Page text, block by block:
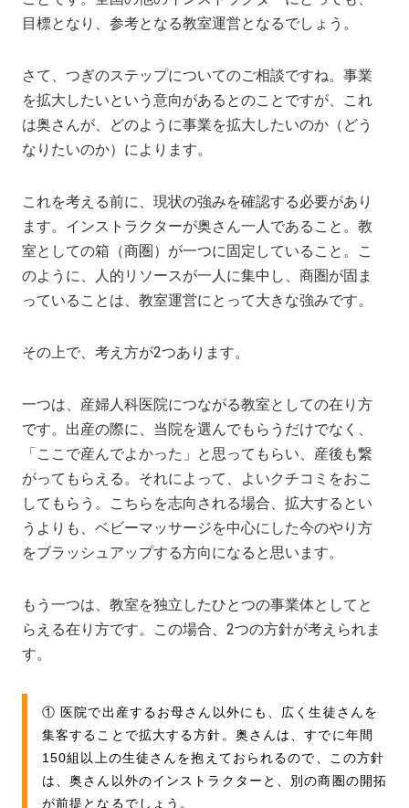
目標となり、参考となる教室運営となるでしょう。
さて、つぎのステップについてのご相談ですね。事業
を拡大したいという意向があるとのことですが、これ
は奥さんが、どのように事業を拡大したいのか（どう
なりたいのか）によります。
これを考える前に、現状の強みを確認する必要があり
ます。インストラクターが奥さん一人であること。教
室としての箱（商圏）が一つに固定していること。こ
のように、人的リソースが一人に集中し、商圏が固ま
っていることは、教室運営にとって大きな強みです。
その上で、考え方が2つあります。
一つは、産婦人科医院につながる教室としての在り方
です。出産の際に、当院を選んでもらうだけでなく、
「ここで産んでよかった」と思ってもらい、産後も繋
がってもらえる。それによって、よいクチコミをおこ
してもらう。こちらを志向される場合、拡大するとい
うよりも、ベビーマッサージを中心にした今のやり方
をブラッシュアップする方向になると思います。
もう一つは、教室を独立したひとつの事業体としてと
らえる在り方です。この場合、2つの方針が考えられま
す。
① 医院で出産するお母さん以外にも、広く生徒さんを
集客することで拡大する方針。奥さんは、すでに年間
150組以上の生徒さんを抱えておられるので、この方針
は、奥さん以外のインストラクターと、別の商圏の開拓
が前提となるでしょう。